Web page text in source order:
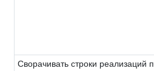
Сворачивать строки реализаций